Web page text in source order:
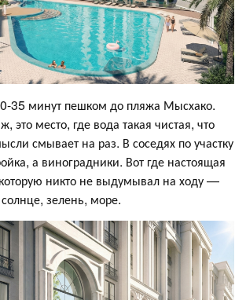
35 минут пешком до пляжа Мысхако.
это место, где вода такая чистая, что
смывает на раз. В соседях по участку
а виноградники. Вот где настоящая
никто не выдумывал на ходу —
зелень, море.